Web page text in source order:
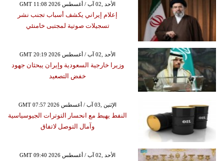
GMT 11:08 2026 الأحد ,02 آب / أغسطس
إعلام إيراني يكشف أسباب تجنب نشر
تسجيلات صوتية لمجتبى خامنئي
GMT 20:19 2026 الأحد ,02 آب / أغسطس
وزيرا خارجية السعودية وإيران يبحثان جهود
خفض التصعيد
GMT 07:57 2026 الإثنين ,03 آب / أغسطس
النفط يهبط مع انحسار التوترات الجيوسياسية
وآمال التوصل لاتفاق
GMT 09:40 2026 الأحد ,02 آب / أغسطس